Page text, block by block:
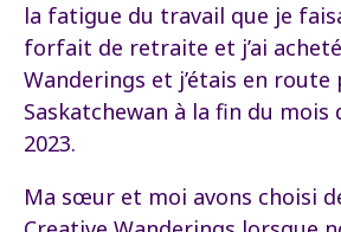
la fatigue du travail que je
forfait de retraite et j’ai
Wanderings et j’étais en route
Saskatchewan à la fin du mois
2023.
Ma sœur et moi avons choisi